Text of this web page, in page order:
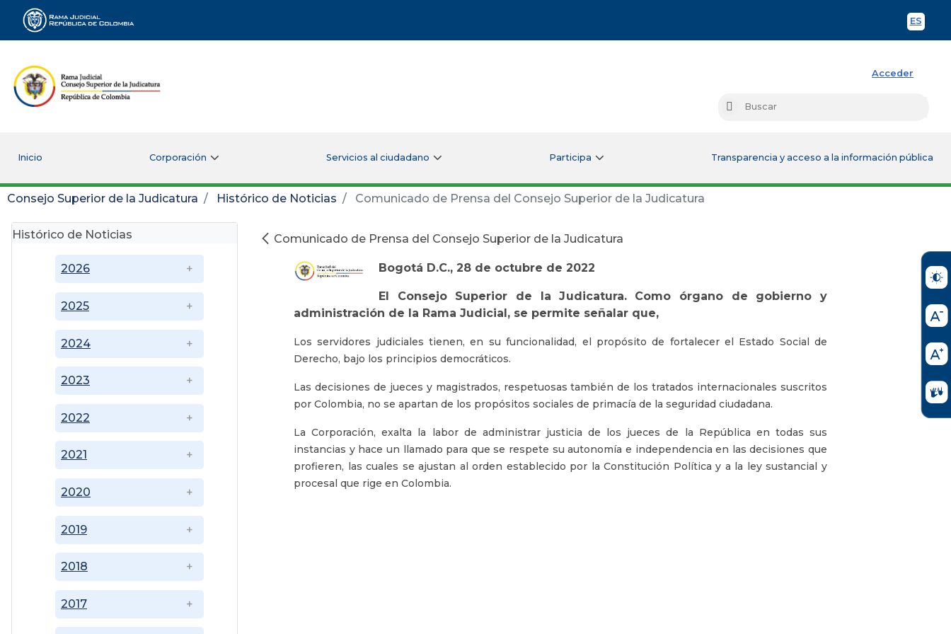
ES
Rama Judicial
Acceder
Buscar
Inicio Corporación Servicios al ciudadano Participa Transparencia y acceso a la información pública
Consejo Superior de la Judicatura Histórico de Noticias Comunicado de Prensa del Consejo Superior de la Judicatura
Histórico de Noticias
2017
2018
2019
2020
2021
2022
2023
2024
2025
2026
Comunicado de Prensa del Consejo Superior de la Judicatura
Bogotá D.C., 28 de octubre de 2022
El Consejo Superior de la Judicatura. Como órgano de gobierno y
administración de la Rama Judicial, se permite señalar que,
Los servidores judiciales tienen, en su funcionalidad, el propósito de fortalecer el Estado Social de
Derecho, bajo los principios democráticos.
Las decisiones de jueces y magistrados, respetuosas también de los tratados internacionales suscritos
por Colombia, no se apartan de los propósitos sociales de primacía de la seguridad ciudadana.
La Corporación, exalta la labor de administrar justicia de los jueces de la República en todas sus
instancias y hace un llamado para que se respete su autonomía e independencia en las decisiones que
profieren, las cuales se ajustan al orden establecido por la Constitución Política y a la ley sustancial y
procesal que rige en Colombia.